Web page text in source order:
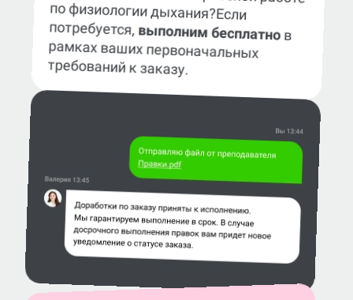
по физиологии дыхания?Если
потребуется, выполним бесплатнов
рамках ваших первоначальных
требований к заказу.